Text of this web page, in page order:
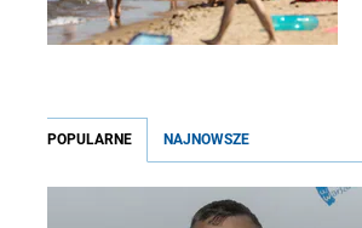
POPULARNE NAJNOWSZE